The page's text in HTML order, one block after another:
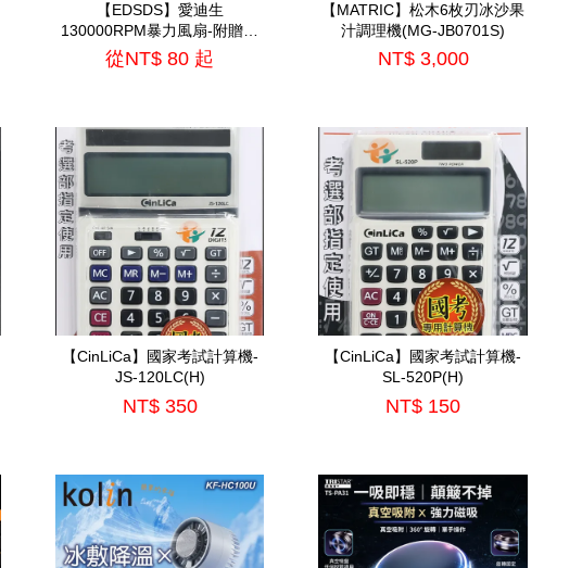
【EDSDS】愛迪生
130000RPM暴力風扇-附贈收
納包(EDS-B262)=TS-B2016
從NT$ 80 起
【MATRIC】松木6枚刃冰沙果
汁調理機(MG-JB0701S)
NT$ 3,000
【CinLiCa】國家考試計算機-
JS-120LC(H)
NT$ 350
【CinLiCa】國家考試計算機-
SL-520P(H)
NT$ 150